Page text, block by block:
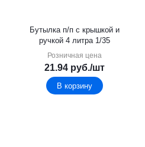
Бутылка п/п с крышкой и
ручкой 4 литра 1/35
Розничная цена
21.94 руб./шт
В корзину